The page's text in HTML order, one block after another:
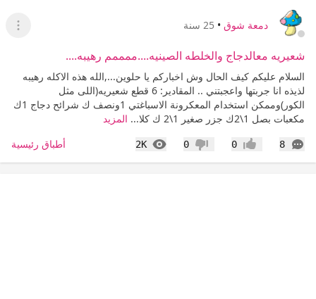
دمعة شوق • 25 سنة
عرض
شعيريه معالدجاج والخلطه الصينيه....ممممم رهيبه....
السلام عليكم كيف الحال وش اخباركم يا حلوين...,الله هذه الاكله رهيبه
لذيذه انا جربتها واعجبتني .. المقادير: 6 قطع شعيريه(اللى مثل
الكور)وممكن استخدام المعكرونة الاسباغتي 1ونصف ك شرائح دجاج 1ك
مكعبات بصل 1\2ك جزر صغير 1\2 ك كلا...
المزيد
8
التعليقات إعجاب0 عدم إعجاب
0
2K
المشاهدات أطباق رئيسية